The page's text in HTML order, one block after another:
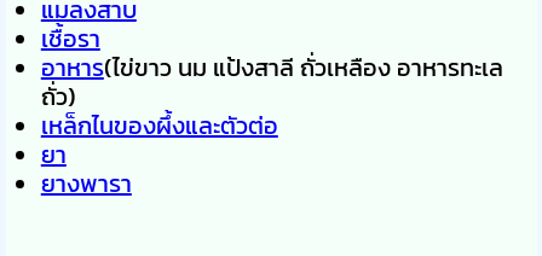
แมลงสาบ
เชื้อรา
อาหาร(ไข่ขาว นม แป้งสาลี ถั่วเหลือง อาหารทะเล
ถั่ว)
เหล็กไนของผึ้งและตัวต่อ
ยา
ยางพารา